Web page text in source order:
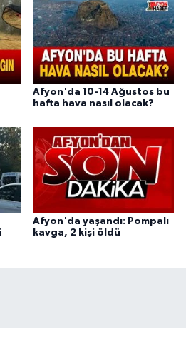
Afyon'da 10-14 Ağustos bu
hafta hava nasıl olacak?
Afyon'da yaşandı: Pompalı
kavga, 2 kişi öldü